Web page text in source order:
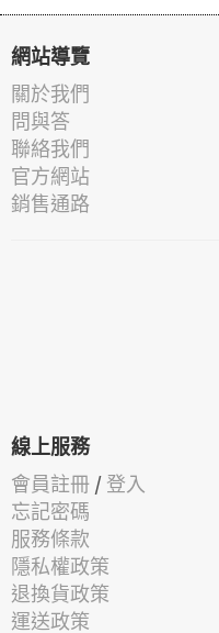
網站導覽
關於我們
問與答
聯絡我們
官方網站
銷售通路
線上服務
會員註冊 / 登入
忘記密碼
服務條款
隱私權政策
退換貨政策
運送政策